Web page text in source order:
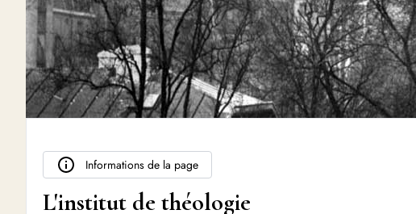
Informations de la page
L'institut de théologie